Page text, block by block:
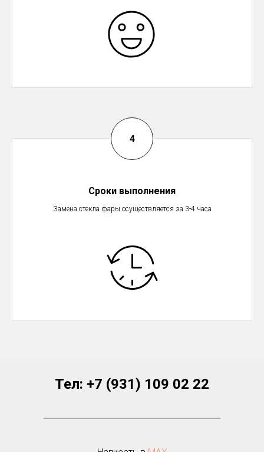
Сроки выполнения
Замена стекла фары осуществляется за 3-4 часа
Тел: +7 (931) 109 02 22